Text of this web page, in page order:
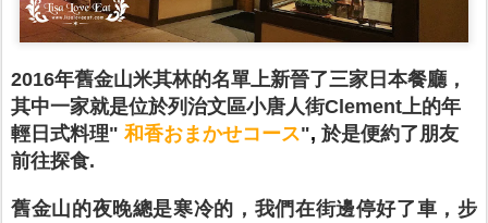
2016年舊金山米其林的名單上新晉了三家日本餐廳，
其中一家就是位於列治文區小唐人街Clement上的年
輕日式料理" 和香おまかせコース", 於是便約了朋友
前往探食.
舊金山的夜晚總是寒冷的，我們在街邊停好了車，步